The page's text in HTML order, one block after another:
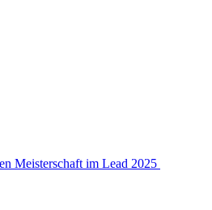
Meisterschaft im Lead 2025